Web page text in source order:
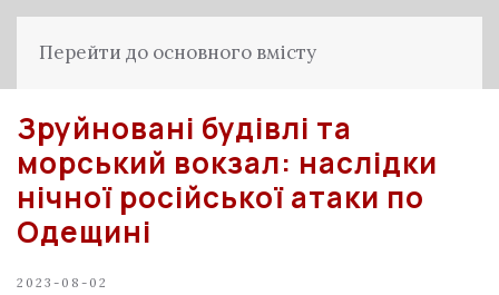
Перейти до основного вмісту
Зруйновані будівлі та
морський вокзал: наслідки
нічної російської атаки по
Одещині
2023-08-02